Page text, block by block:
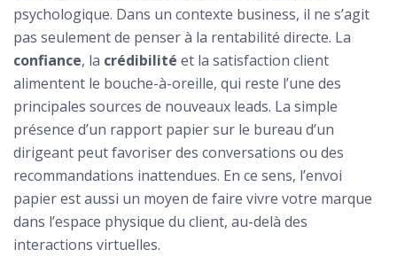
psychologique. Dans un contexte business, il ne s’agit
pas seulement de penser à la rentabilité directe. La
confiance, la crédibilité et la satisfaction client
alimentent le bouche-à-oreille, qui reste l’une des
principales sources de nouveaux leads. La simple
présence d’un rapport papier sur le bureau d’un
dirigeant peut favoriser des conversations ou des
recommandations inattendues. En ce sens, l’envoi
papier est aussi un moyen de faire vivre votre marque
dans l’espace physique du client, au-delà des
interactions virtuelles.